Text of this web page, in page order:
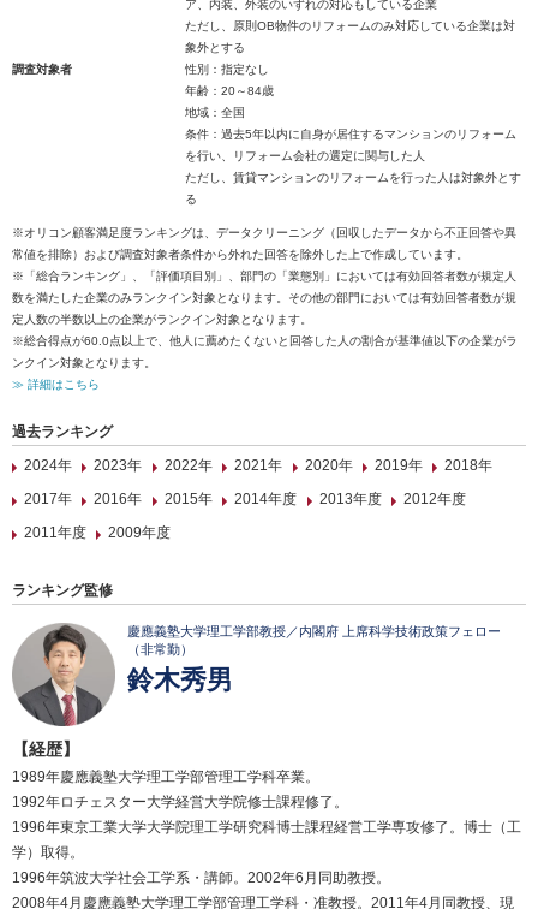
ア、内装、外装のいずれの対応もしている企業
ただし、原則OB物件のリフォームのみ対応している企業は対
象外とする
調査対象者
性別：指定なし
年齢：20～84歳
地域：全国
条件：過去5年以内に自身が居住するマンションのリフォーム
を行い、リフォーム会社の選定に関与した人
ただし、賃貸マンションのリフォームを行った人は対象外とす
る
※オリコン顧客満足度ランキングは、データクリーニング（回収したデータから不正回答や異
常値を排除）および調査対象者条件から外れた回答を除外した上で作成しています。
※「総合ランキング」、「評価項目別」、部門の「業態別」においては有効回答者数が規定人
数を満たした企業のみランクイン対象となります。その他の部門においては有効回答者数が規
定人数の半数以上の企業がランクイン対象となります。
※総合得点が60.0点以上で、他人に薦めたくないと回答した人の割合が基準値以下の企業がラ
ンクイン対象となります。
≫ 詳細はこちら
過去ランキング
2024年
2023年 2022年 2021年 2020年 2019年
2018年
2017年
2016年 2015年 2014年度 2013年度
2012年度
2011年度
2009年度
ランキング監修
慶應義塾大学理工学部教授／内閣府 上席科学技術政策フェロー
（非常勤）
鈴木秀男
【経歴】
1989年慶應義塾大学理工学部管理工学科卒業。
1992年ロチェスター大学経営大学院修士課程修了。
1996年東京工業大学大学院理工学研究科博士課程経営工学専攻修了。博士（工
学）取得。
1996年筑波大学社会工学系・講師。2002年6月同助教授。
2008年4月慶應義塾大学理工学部管理工学科・准教授。2011年4月同教授、現